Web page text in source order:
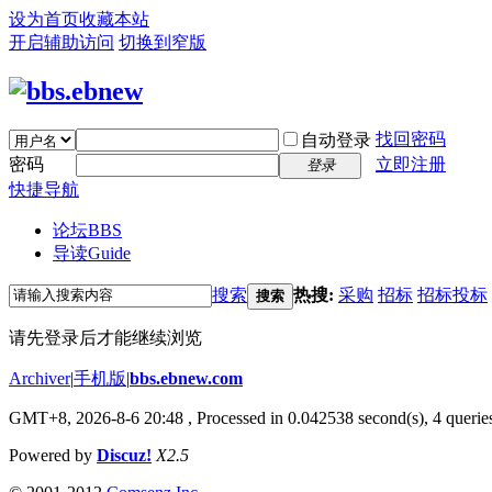
设为首页收藏本站
开启辅助访问 切换到窄版
自动登录 找回密码
密码
登录
立即注册
快捷导航
论坛BBS
导读Guide
搜索 搜索 热搜: 采购 招标 招标投标
请先登录后才能继续浏览
Archiver|手机版|bbs.ebnew.com
GMT+8, 2026-8-6 20:48 , Processed in 0.042538 second(s), 4
Powered by Discuz! X2.5